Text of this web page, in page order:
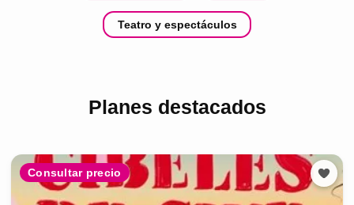
Teatro y espectáculos
Planes destacados
Consultar precio